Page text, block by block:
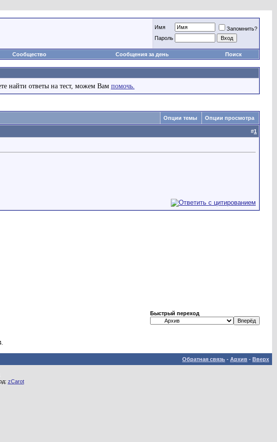
Имя
Запомнить?
Пароль
Сообщество Сообщения за день Поиск
найти ответы на тест, можем Вам помочь.
Опции темы Опции просмотра
#1
Быстрый переход
Обратная связь - Архив - Вверх
zCarot